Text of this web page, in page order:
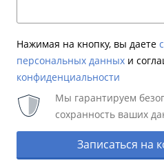
Нажимая на кнопку, вы даете
персональных данных и
конфиденциальности
Мы гарантируем
сохранность ваших
Записаться на